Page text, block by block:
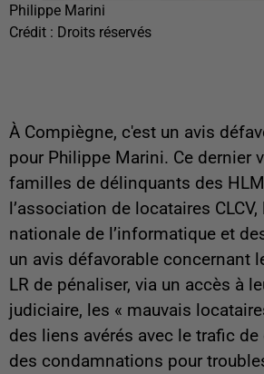
Philippe Marini
Crédit : Droits réservés
À Compiègne, c'est un avis
pour Philippe Marini. Ce dernier
familles de délinquants des
l’association de locataires
nationale de l’informatique et
un avis défavorable concernant
LR de pénaliser, via un accès à
judiciaire, les « mauvais
des liens avérés avec le trafic
des condamnations pour